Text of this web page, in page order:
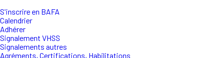
S'inscrire en BAFA
Calendrier
Adhérer
Signalement VHSS
Signalements autres
Agréments, Certifications, Habilitations